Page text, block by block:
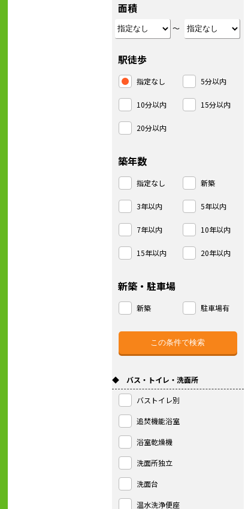
面積
～
駅徒歩
指定なし 5分以内
10分以内 15分以内
20分以内
築年数
指定なし 新築
3年以内 5年以内
7年以内 10年以内
15年以内 20年以内
新築・駐車場
新築 駐車場有
◆ バス・トイレ・洗面所
バストイレ別
追焚機能浴室
浴室乾燥機
洗面所独立
洗面台
温水洗浄便座